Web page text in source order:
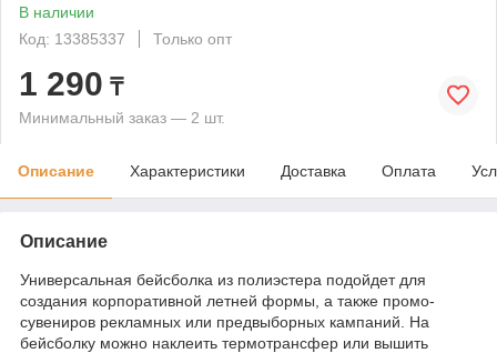
В наличии
Код: 13385337
Только опт
1 290 ₸
Минимальный заказ — 2 шт.
Описание Характеристики Доставка Оплата
Описание
Универсальная бейсболка из полиэстера подойдет для
создания корпоративной летней формы, а также промо-
сувениров рекламных или предвыборных кампаний. На
бейсболку можно наклеить термотрансфер или вышить